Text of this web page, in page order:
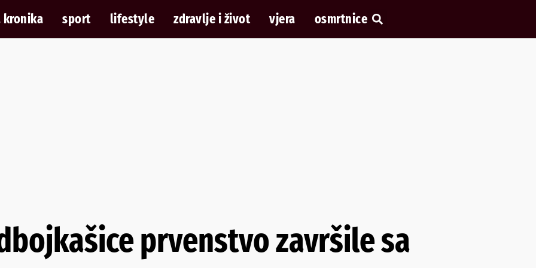
kronika sport lifestyle zdravlje i život vjera osmrtnice
prvenstvo završile sa